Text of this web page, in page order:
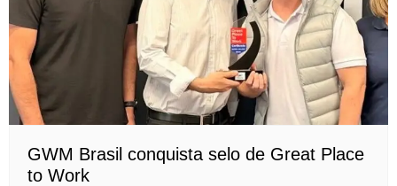
GWM Brasil conquista selo de Great Place
to Work